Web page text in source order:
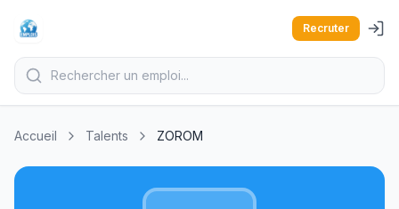
Recruter
Accueil Talents ZOROM